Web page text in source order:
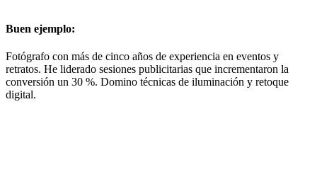
Buen ejemplo:
Fotógrafo con más de cinco años de experiencia en eventos y
retratos. He liderado sesiones publicitarias que incrementaron la
conversión un 30 %. Domino técnicas de iluminación y retoque
digital.